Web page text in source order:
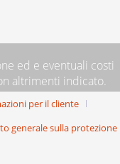
ed e eventuali costi
altrimenti indicato.
per il cliente
generale sulla protezione